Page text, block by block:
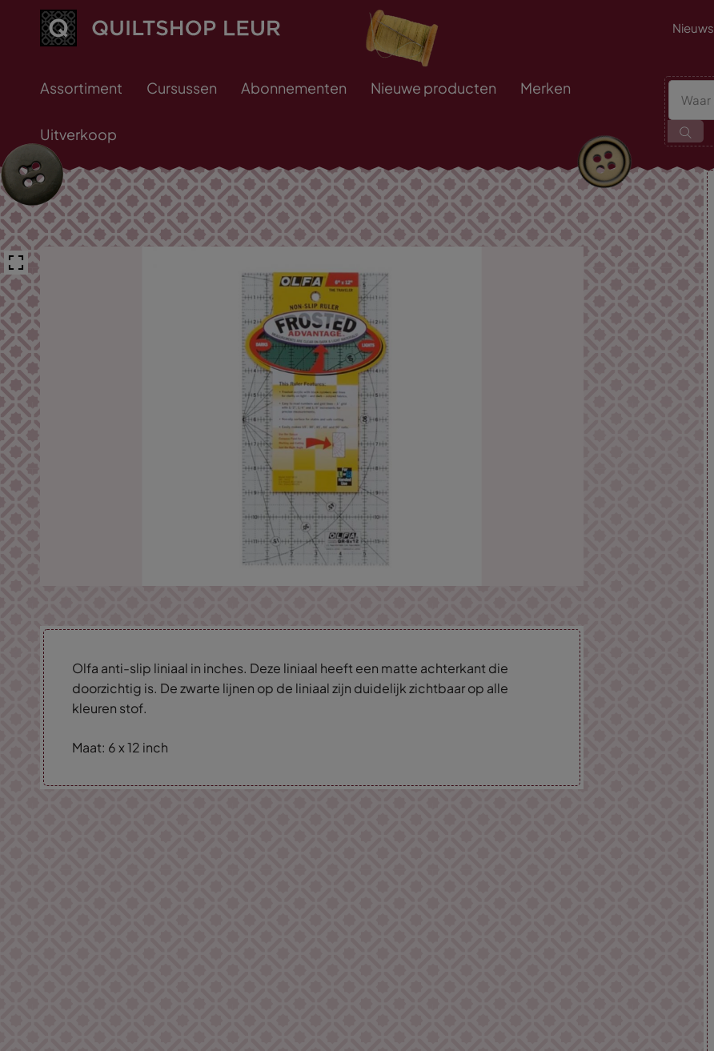
Nieuws
Assortiment Cursussen Abonnementen Nieuwe producten Merken
Uitverkoop
Olfa anti-slip liniaal in inches. Deze liniaal heeft een matte achterkant die
doorzichtig is. De zwarte lijnen op de liniaal zijn duidelijk zichtbaar op alle
kleuren stof.
Maat: 6 x 12 inch